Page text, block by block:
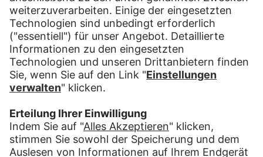
FIRMENLOGO
Leistung:
Einmaliges Einrichten Ihres Firmenlogos
Preis:
189,00 €
Einheitliches Erscheinungsbild für alle Mailings,
Kundenanschreiben, Rechnungen und